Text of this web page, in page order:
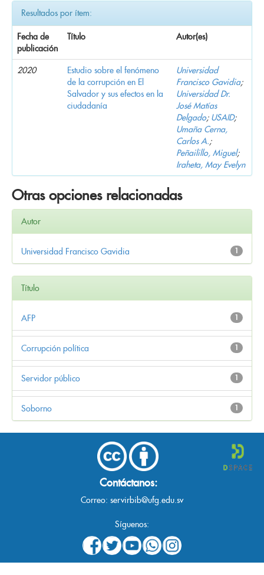
Resultados por ítem:
Fecha de
publicación
Título Autor(es)
2020
Estudio sobre el fenómeno
de la corrupción en El
Salvador y sus efectos en la
ciudadanía
Universidad
Francisco Gavidia;
Universidad Dr.
José Matías
Delgado; USAID;
Umaña Cerna,
Carlos A.;
Peñailillo, Miguel;
Iraheta, May Evelyn
Otras opciones relacionadas
Autor
1
Universidad Francisco Gavidia
Título
1
AFP
1
Corrupción política
1
Servidor público
1
Soborno
Contáctanos:
Correo: servirbib@ufg.edu.sv
Síguenos: